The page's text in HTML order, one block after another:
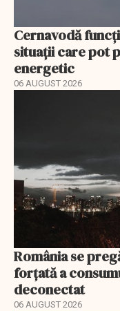
Cernavodă
situații care pot
energetic
06 AUGUST 2026
România se
forțată a
deconectat
06 AUGUST 2026